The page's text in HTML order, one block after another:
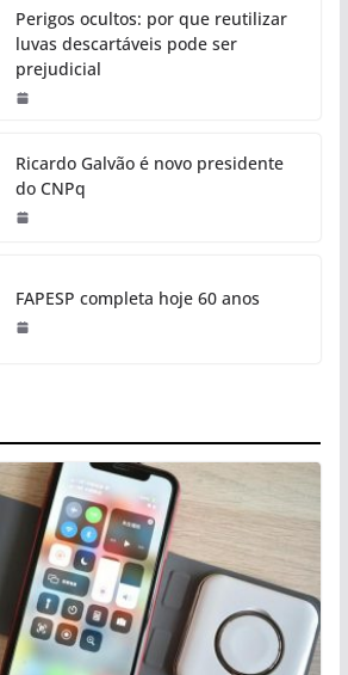
Perigos ocultos: por que reutilizar
luvas descartáveis pode ser
prejudicial
Ricardo Galvão é novo presidente
do CNPq
FAPESP completa hoje 60 anos